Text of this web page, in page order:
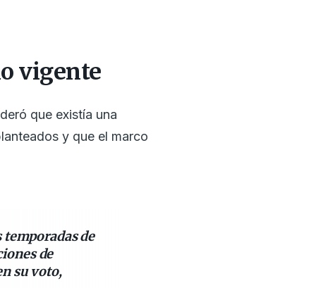
vigente
que existía una
y que el marco
de
de
su voto,